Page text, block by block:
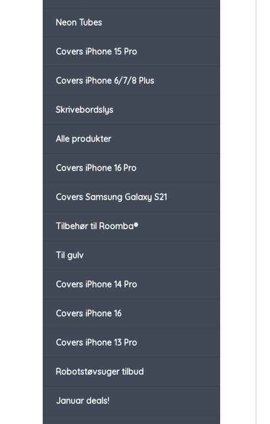
Neon Tubes
Covers iPhone 15 Pro
Covers iPhone 6/7/8 Plus
Skrivebordslys
Alle produkter
Covers iPhone 16 Pro
Covers Samsung Galaxy S21
Tilbehør til Roomba®
Til gulv
Covers iPhone 14 Pro
Covers iPhone 16
Covers iPhone 13 Pro
Robotstøvsuger tilbud
Januar deals!